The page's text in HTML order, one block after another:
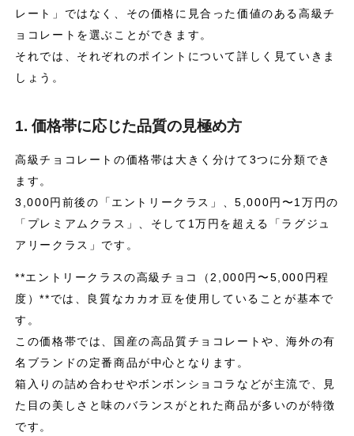
レート」ではなく、その価格に見合った価値のある高級チ
ョコレートを選ぶことができます。
それでは、それぞれのポイントについて詳しく見ていきま
しょう。
1. 価格帯に応じた品質の見極め方
高級チョコレートの価格帯は大きく分けて3つに分類でき
ます。
3,000円前後の「エントリークラス」、5,000円〜1万円の
「プレミアムクラス」、そして1万円を超える「ラグジュ
アリークラス」です。
**エントリークラスの高級チョコ（2,000円〜5,000円程
度）**では、良質なカカオ豆を使用していることが基本で
す。
この価格帯では、国産の高品質チョコレートや、海外の有
名ブランドの定番商品が中心となります。
箱入りの詰め合わせやボンボンショコラなどが主流で、見
た目の美しさと味のバランスがとれた商品が多いのが特徴
です。